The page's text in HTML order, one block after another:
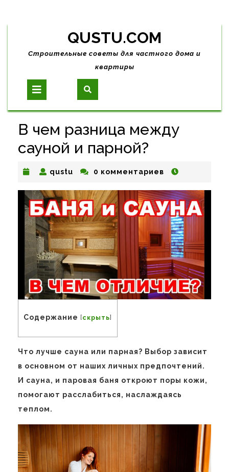
Skip
content
QUSTU.COM
Строительные советы для частного дома и
квартиры
Open
Button
В чем разница между
сауной и парной?
qustu qustu0 комментариев
Содержание [скрыть]
Что лучше сауна или парная? Выбор зависит
в основном от наших личных предпочтений.
И сауна, и паровая баня откроют поры кожи,
помогают расслабиться, наслаждаясь
теплом.